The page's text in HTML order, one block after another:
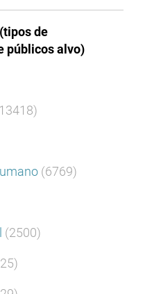
de
públicos alvo)
(6769)
(2500)